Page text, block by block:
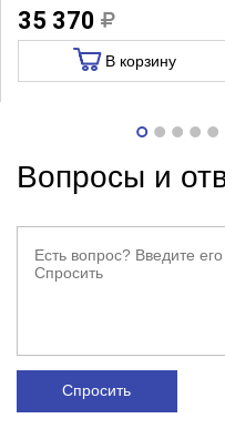
35 370
В корзину
Вопросы и
Спросить